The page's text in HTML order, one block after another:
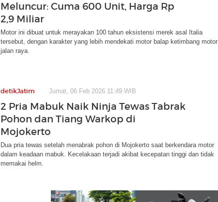
Meluncur: Cuma 600 Unit, Harga Rp
2,9 Miliar
Motor ini dibuat untuk merayakan 100 tahun eksistensi merek asal Italia
tersebut, dengan karakter yang lebih mendekati motor balap ketimbang motor
jalan raya.
detikJatim Jumat, 06 Feb 2026 11:49 WIB
2 Pria Mabuk Naik Ninja Tewas Tabrak
Pohon dan Tiang Warkop di
Mojokerto
Dua pria tewas setelah menabrak pohon di Mojokerto saat berkendara motor
dalam keadaan mabuk. Kecelakaan terjadi akibat kecepatan tinggi dan tidak
memakai helm.